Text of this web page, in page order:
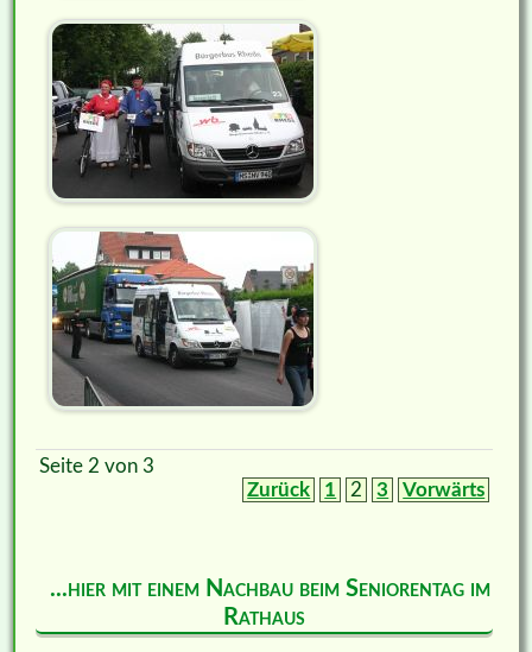
Seite 2 von 3
Zurück
1 2 3 Vorwärts
...hier mit einem Nachbau beim Seniorentag im
Rathaus